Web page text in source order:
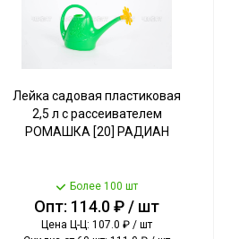
Лейка садовая пластиковая
2,5 л с рассеивателем
РОМАШКА [20] РАДИАН
Более 100 шт
Опт: 114.0 ₽ / шт
Цена Ц-Ц: 107.0 ₽ / шт